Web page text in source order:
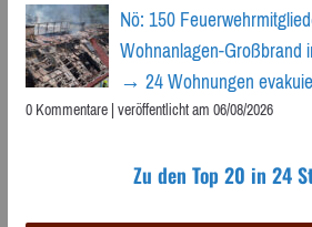
Nö: 150
Wohnanlagen-Großbrand
→ 24 Wohnungen
0 Kommentare|veröffentlicht am 06/08/2026
Zu den Top 20 in 24